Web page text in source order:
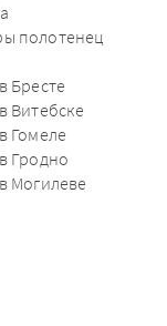
полотенец
Бресте
Витебске
Гомеле
Гродно
Могилеве